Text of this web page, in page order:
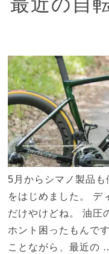
5月からシマノ製品も
をはじめました。 デ
だけやけどね。 油圧
ホント困ったもんで
ことながら、最近の